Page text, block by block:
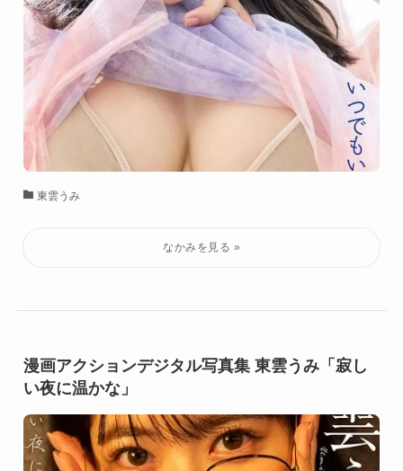
東雲うみ
漫画アクションデジタル写真集 東雲うみ「寂し
い夜に温かな」